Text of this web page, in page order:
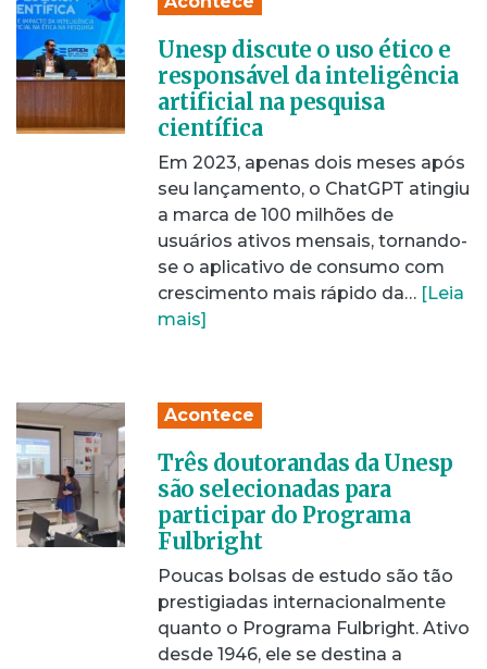
Unesp discute o uso ético e
responsável da inteligência
artificial na pesquisa
científica
Em 2023, apenas dois meses após
seu lançamento, o ChatGPT atingiu
a marca de 100 milhões de
usuários ativos mensais, tornando-
se o aplicativo de consumo com
crescimento mais rápido da… [Leia
mais]
Acontece
Três doutorandas da Unesp
são selecionadas para
participar do Programa
Fulbright
Poucas bolsas de estudo são tão
prestigiadas internacionalmente
quanto o Programa Fulbright. Ativo
desde 1946, ele se destina a